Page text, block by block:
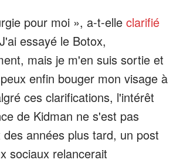
pour moi », a-t-elle clarifié
essayé le Botox,
mais je m'en suis sortie et
enfin bouger mon visage à
ces clarifications, l'intérêt
de Kidman ne s'est pas
années plus tard, un post
sociaux relancerait